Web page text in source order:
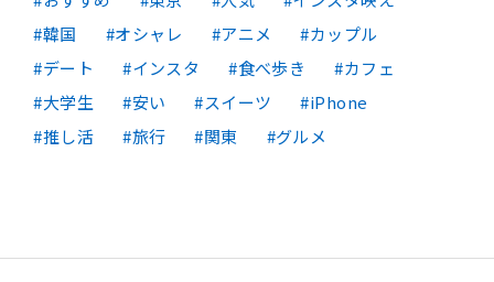
韓国
オシャレ アニメ
カップル
デート
インスタ 食べ歩き
カフェ
大学生
安い スイーツ
iPhone
推し活
旅行 関東 グルメ